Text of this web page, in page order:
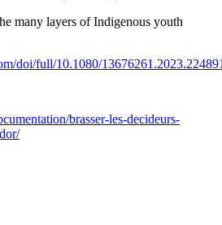
many layers of Indigenous youth
doi/full/10.1080/
brasser-les-decideurs-